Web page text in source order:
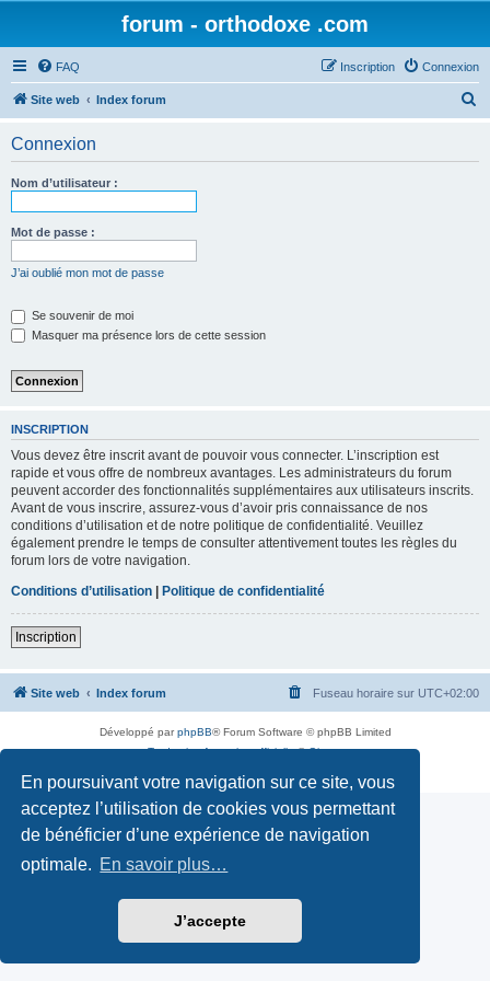
En poursuivant votre navigation sur ce site, vous
acceptez l’utilisation de cookies vous permettant
de bénéficier d’une expérience de navigation
optimale. En savoir plus…
J’accepte
forum - orthodoxe .com
FAQ Connexion
Inscription
Site web Index forum
Connexion
Nom d’utilisateur :
Mot de passe :
J’ai oublié mon mot de passe
Se souvenir de moi
Masquer ma présence lors de cette session
INSCRIPTION
Vous devez être inscrit avant de pouvoir vous connecter. L’inscription est
rapide et vous offre de nombreux avantages. Les administrateurs du forum
peuvent accorder des fonctionnalités supplémentaires aux utilisateurs inscrits.
Avant de vous inscrire, assurez-vous d’avoir pris connaissance de nos
conditions d’utilisation et de notre politique de confidentialité. Veuillez
également prendre le temps de consulter attentivement toutes les règles du
forum lors de votre navigation.
Conditions d’utilisation | Politique de confidentialité
Inscription
Site web Index forum Fuseau horaire sur UTC+02:00
Développé parphpBB® Forum Software © phpBB Limited
Traduction française officielle©Qiaeru